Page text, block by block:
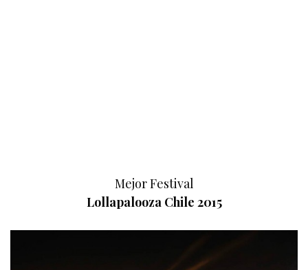
Mejor Festival
Lollapalooza Chile 2015